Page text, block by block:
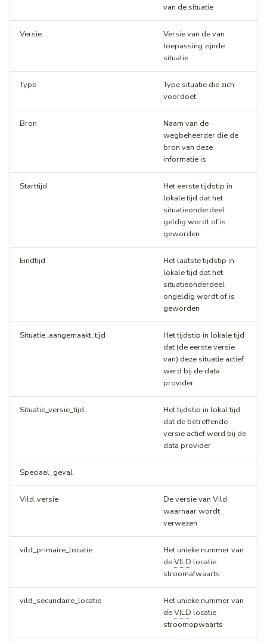
Advance Notices for
Scheduled Roadworks &
Events
VILD
Vehicle Restrictions
Bicycle CSV
OTM API
Bereikbaarheidskaart API
Charging Points API
Historic Charging Points
Truck Parking Profile
School Zones
Installeren als app Notificaties
Een versie delen
DATEX
stremmingsmaatregel
Wegencategorisering
Aslastbeperkingen
Fiets(suggestie)stroken
Voetgangersoversteekplaatsen
Bijlagen
Gebruikersbeheer
Onderborden
Diego
van de situatie
Versie
Versie van de van
toepassing zijnde
situatie
Type
Type situatie die zich
voordoet
Bron
Naam van de
wegbeheerder die de
bron van deze
informatie is
Starttijd
Het eerste tijdstip in
lokale tijd dat het
situatieonderdeel
geldig wordt of is
geworden
Eindtijd
Het laatste tijdstip in
lokale tijd dat het
situatieonderdeel
ongeldig wordt of is
geworden
Situatie_aangemaakt_tijd
Het tijdstip in lokale tijd
dat (de eerste versie
van) deze situatie actief
werd bij de data
provider.
Situatie_versie_tijd
Het tijdstip in lokal tijd
dat de betreffende
versie actief werd bij de
data provider
Speciaal_geval
Vild_versie
De versie van Vild
waarnaar wordt
verwezen
vild_primaire_locatie
Het unieke nummer van
deVILD locatie
stroomafwaarts
vild_secundaire_locatie
Het unieke nummer van
deVILD locatie
stroomopwaarts